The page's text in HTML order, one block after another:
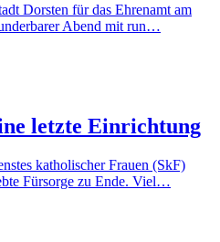
Dorsten für das Ehrenamt am
Abend mit run…
letzte Einrichtung
katholischer Frauen (SkF)
Fürsorge zu Ende. Viel…